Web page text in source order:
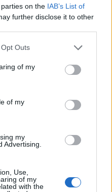
on the IAB’s List of
further disclose it to other
uses one or more Google
You may click to
and its third-party tags to
purposes in below Google
Outs
of my
of my
my
Advertising.
Use,
of my
with the